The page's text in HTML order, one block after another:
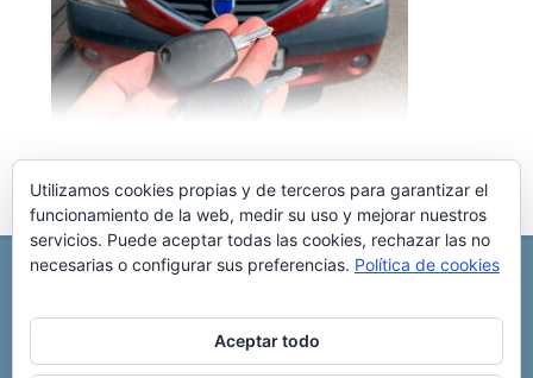
REPARACIÓN CENTRALITA DE COCHE
C/ Virgen del pilar, 6 ,
Copyright © 2025 Reparación Centralita De Coche
Utilizamos cookies propias y de terceros para garantizar el
funcionamiento de la web, medir su uso y mejorar nuestros
servicios. Puede aceptar todas las cookies, rechazar las no
necesarias o configurar sus preferencias. Política de cookies
Aceptar todo